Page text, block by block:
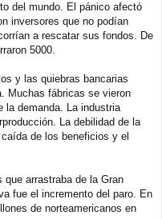
del mundo. El pánico afectó
inversores que no podían
a rescatar sus fondos. De
5000.
y las quiebras bancarias
Muchas fábricas se vieron
la demanda. La industria
La debilidad de la
de los beneficios y el
arrastraba de la Gran
fue el incremento del paro. En
de norteamericanos en